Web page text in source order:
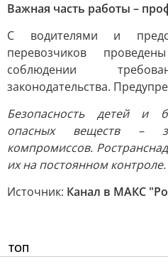
Важная часть работы –
С водителями и
перевозчиков
соблюдении
законодательства.
Безопасность детей и
опасных веществ –
компромиссов.
их на постоянном контроле.
Источник: Канал в МАКС
ТОП